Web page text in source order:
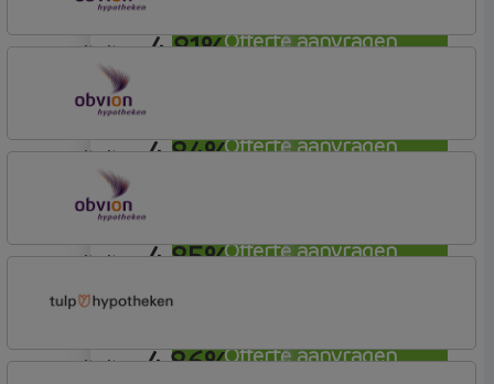
Offerte aanvragen
4,81%
Offerte aanvragen
annuiteit
4,84%
Offerte aanvragen
OBVION Hypotheken
Woon Hypotheek
annuiteit
4,85%
Offerte aanvragen
OBVION Hypotheken
Woon Hypotheek
annuiteit
4,86%
Woon Hypotheek
annuiteit